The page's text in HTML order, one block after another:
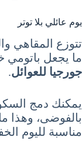
يوم عائلي بلا توتر
تتوزع المقاهي
ما يجعل باتومي
جورجيا للعوائل.
يمكنك دمج
بالفوضى، وهذا
مناسبة لليوم